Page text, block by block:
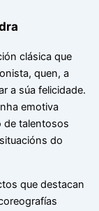
clásica que
quen, a
a súa felicidade.
emotiva
de talentosos
do
que destacan